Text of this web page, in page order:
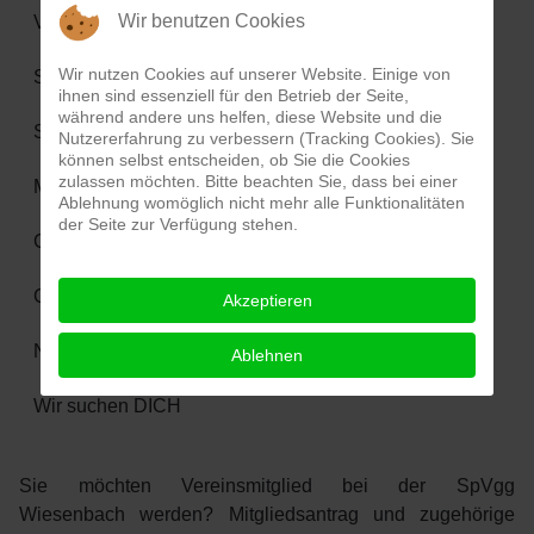
Vorstandschaft
Sportanlage
Schiedsrichter
Mitgliedsantrag
Chronik Verein
Chronik Sport
Nachrichten
Wir suchen DICH
Sie möchten Vereinsmitglied bei der SpVgg
Wiesenbach werden? Mitgliedsantrag
und zugehörige
Wir benutzen Cookies
Wir nutzen Cookies auf unserer Website. Einige von
ihnen sind essenziell für den Betrieb der Seite,
während andere uns helfen, diese Website und die
Nutzererfahrung zu verbessern (Tracking Cookies). Sie
können selbst entscheiden, ob Sie die Cookies
zulassen möchten. Bitte beachten Sie, dass bei einer
Ablehnung womöglich nicht mehr alle Funktionalitäten
der Seite zur Verfügung stehen.
Akzeptieren
Ablehnen